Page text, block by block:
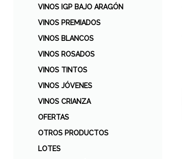
VINOS IGP BAJO ARAGÓN
VINOS PREMIADOS
VINOS BLANCOS
VINOS ROSADOS
VINOS TINTOS
VINOS JÓVENES
VINOS CRIANZA
OFERTAS
OTROS PRODUCTOS
LOTES